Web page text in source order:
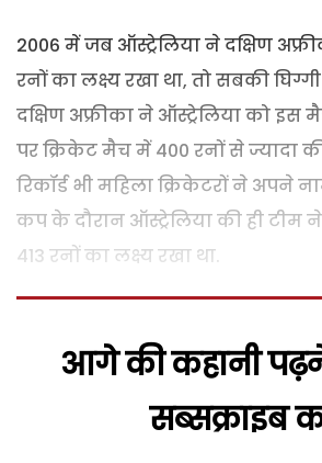
2006 में जब ऑस्ट्रेलिया ने दक्षिण
रनों का लक्ष्य रखा था, तो सबकी
दक्षिण अफ्रीका ने ऑस्ट्रेलिया को इस
पर क्रिकेट मैच में 400 रनों से ज्यादा
रिकॉर्ड भी महिला क्रिकेटरों ने अपने
कप के दौरान ऑस्ट्रेलिया की ही टीम
413 रनों का लक्ष्य रखा था.
आगे की कहानी
सब्सक्राइब